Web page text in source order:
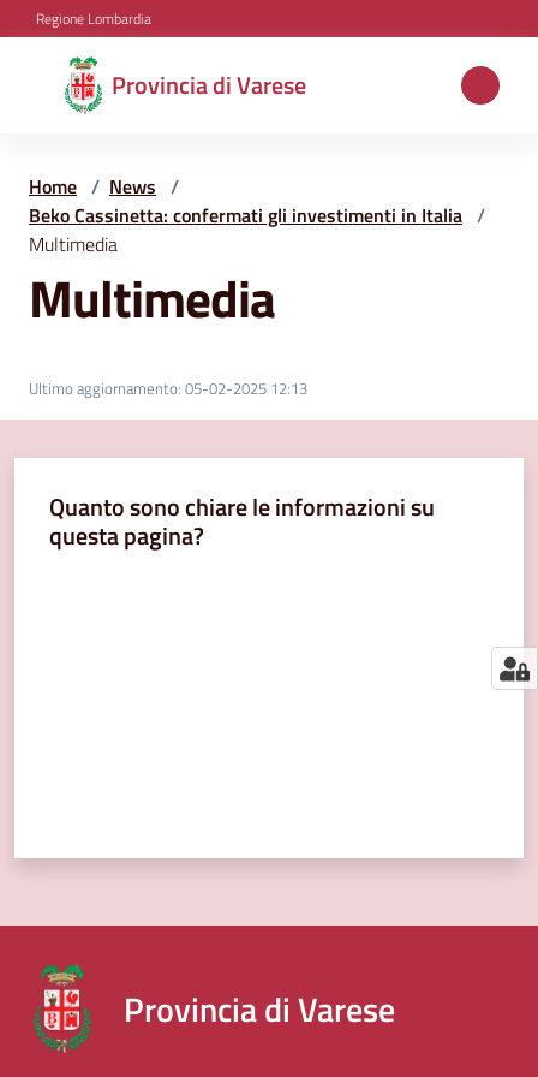
Vai al contenuto
Vai alla navigazione
Vai al footer
Regione Lombardia
Provincia di Varese
Provincia
di
Aree
tematiche
Amministrazione
segnalazioni
Home / News /
Beko Cassinetta: confermati gli investimenti in Italia /
Multimedia
Multimedia
Ultimo aggiornamento: 05-02-2025 12:13
Quanto sono chiare le informazioni su
questa pagina?
Provincia di Varese